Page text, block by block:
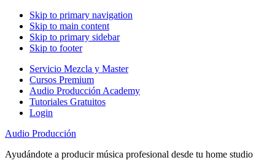
Skip to primary navigation
Skip to main content
Skip to primary sidebar
Skip to footer
Servicio Mezcla y Master
Cursos Premium
Audio Producción Academy
Tutoriales Gratuitos
Login
Audio Producción
Ayudándote a producir música profesional desde tu home studio